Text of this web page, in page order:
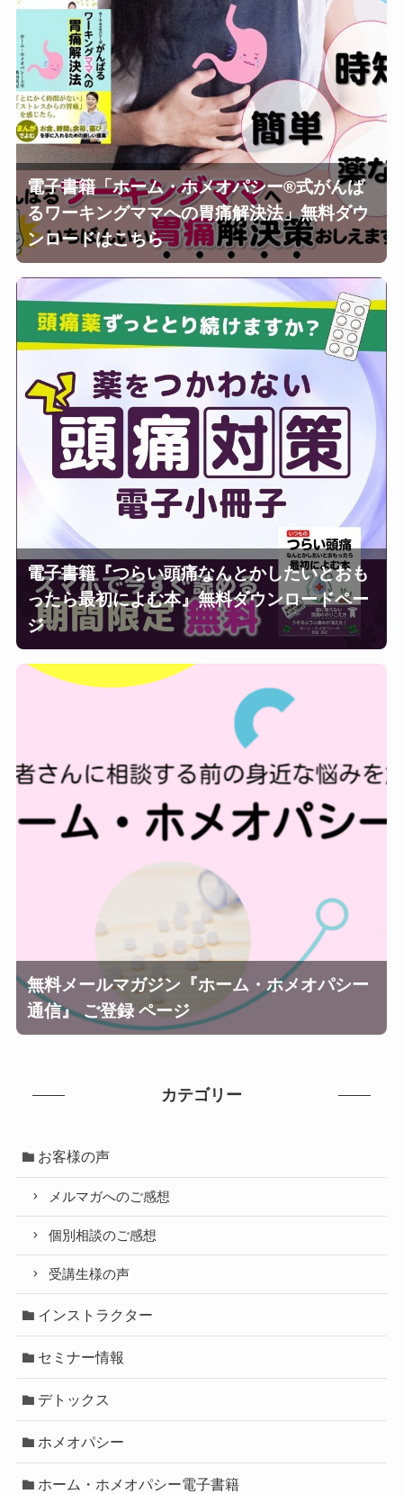
電子書籍「ホーム・ホメオパシー®︎式がんば
るワーキングママへの胃痛解決法」無料ダウ
ンロードはこちら
電子書籍『つらい頭痛なんとかしたいとおも
ったら最初によむ本』無料ダウンロードペー
ジ
無料メールマガジン『ホーム・ホメオパシー
通信』 ご登録 ページ
カテゴリー
お客様の声
メルマガへのご感想
個別相談のご感想
受講生様の声
インストラクター
セミナー情報
デトックス
ホメオパシー
ホーム・ホメオパシー電子書籍